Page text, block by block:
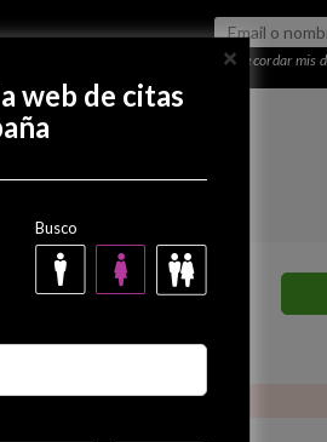
Recordar mis
Castaño
×
web de citas
Busco